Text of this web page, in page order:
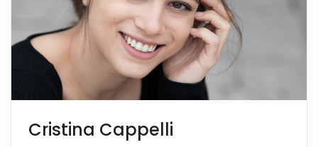
Cristina Cappelli